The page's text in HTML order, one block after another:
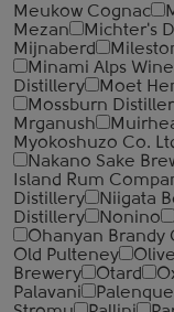
Meukow Cognac
Mezan
Michter's
Mijnaberd
Minami Alps
Distillery
Moet
Mossburn
Mrganush
Myokoshuzo Co.
Nakano Sake
Island Rum
Distillery
Niigata
Distillery
Nonino
Ohanyan Brandy
Old Pulteney
Brewery
Otard
Palavani